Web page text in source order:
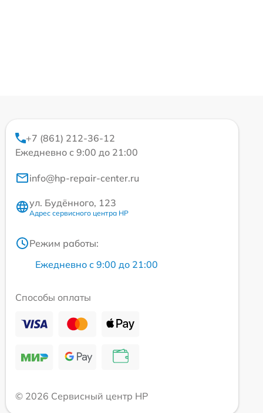
+7 (861) 212-36-12
Ежедневно с 9:00 до 21:00
info@hp-repair-center.ru
ул. Будённого, 123
Адрес сервисного центра HP
Режим работы:
Ежедневно с 9:00 до 21:00
Способы оплаты
© 2026 Сервисный центр HP